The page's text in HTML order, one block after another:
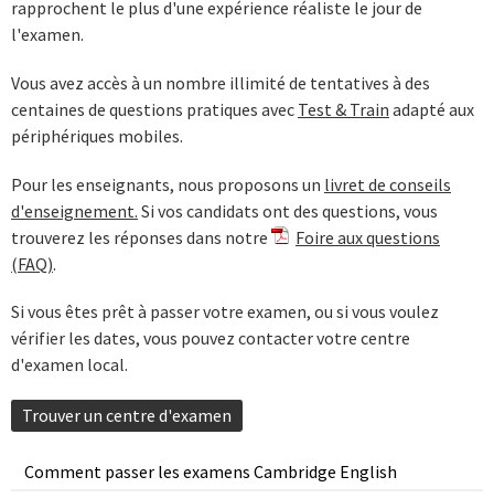
Comment passer les examens Cambridge English
rapprochent le plus d'une expérience réaliste le jour de
l'examen.
Vous avez accès à un nombre illimité de tentatives à des
centaines de questions pratiques avec Test & Train adapté aux
périphériques mobiles.
Pour les enseignants, nous proposons un livret de conseils
d'enseignement. Si vos candidats ont des questions, vous
trouverez les réponses dans notre
Foire aux questions
(FAQ).
Si vous êtes prêt à passer votre examen, ou si vous voulez
vérifier les dates, vous pouvez contacter votre centre
d'examen local.
Trouver un centre d'examen